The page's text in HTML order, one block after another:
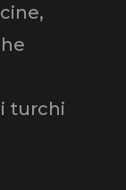
turchi